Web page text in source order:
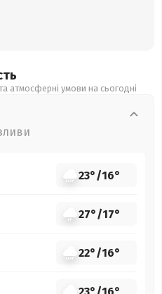
атмосферні умови на сьогодні
23°/16°
27°/17°
22°/16°
23°/16°